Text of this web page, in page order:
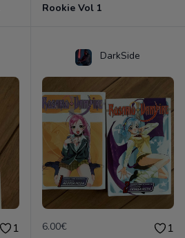
Rookie Vol 1
1
DarkSide
6.00€ 1